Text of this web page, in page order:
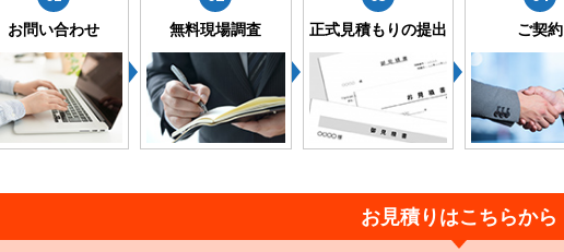
お問い合わせ 無料現場調査 正式見積もりの提出 ご契約
お見積りはこちらから